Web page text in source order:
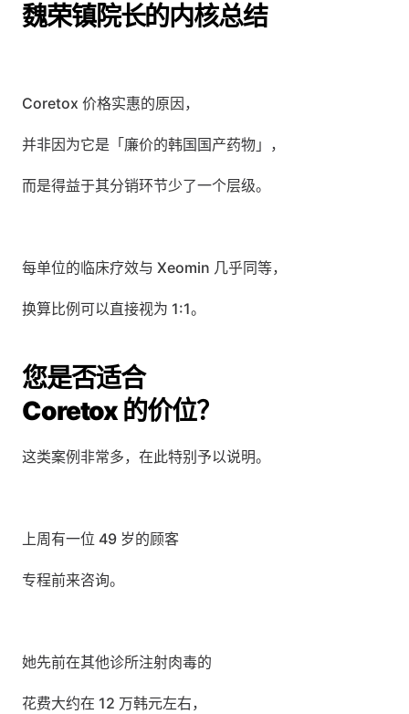
魏荣镇院长的内核总结
Coretox 价格实惠的原因，
并非因为它是「廉价的韩国国产药物」，
而是得益于其分销环节少了一个层级。
每单位的临床疗效与 Xeomin 几乎同等，
换算比例可以直接视为 1:1。
您是否适合
Coretox 的价位？
这类案例非常多，在此特别予以说明。
上周有一位 49 岁的顾客
专程前来咨询。
她先前在其他诊所注射肉毒的
花费大约在 12 万韩元左右，